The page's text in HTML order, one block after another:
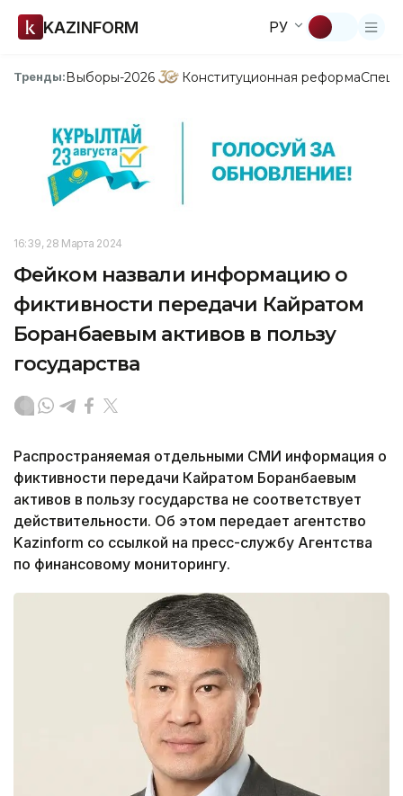
KAZINFORM РУ
Тренды:Выборы-2026 Конституционная реформа
16:39, 28 Марта 2024
Фейком назвали информацию о
фиктивности передачи Кайратом
Боранбаевым активов в пользу
государства
Распространяемая отдельными СМИ информация о
фиктивности передачи Кайратом Боранбаевым
активов в пользу государства не соответствует
действительности. Об этом передает агентство
Kazinform со ссылкой на пресс-службу Агентства
по финансовому мониторингу.